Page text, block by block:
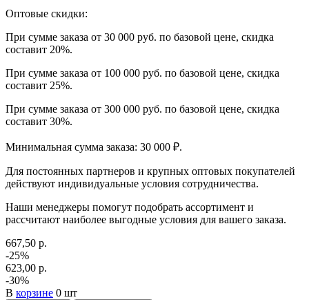
Оптовые скидки:
При сумме заказа от 30 000 руб. по базовой цене, скидка
составит 20%.
При сумме заказа от 100 000 руб. по базовой цене, скидка
составит 25%.
При сумме заказа от 300 000 руб. по базовой цене, скидка
составит 30%.
Минимальная сумма заказа: 30 000 ₽.
Для постоянных партнеров и крупных оптовых покупателей
действуют индивидуальные условия сотрудничества.
Наши менеджеры помогут подобрать ассортимент и
рассчитают наиболее выгодные условия для вашего заказа.
667,50 р.
-25%
623,00 р.
-30%
В корзине 0 шт